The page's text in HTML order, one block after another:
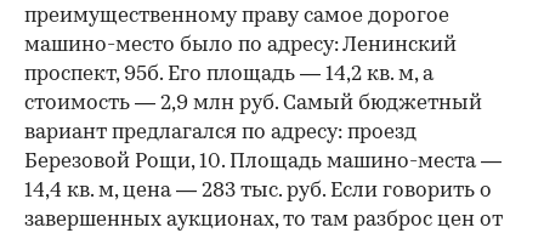
преимущественному праву самое дорогое
машино-место было по адресу: Ленинский
проспект, 95б. Его площадь — 14,2 кв. м, а
стоимость — 2,9 млн руб. Самый бюджетный
вариант предлагался по адресу: проезд
Березовой Рощи, 10. Площадь машино-места —
14,4 кв. м, цена — 283 тыс. руб. Если говорить о
завершенных аукционах, то там разброс цен от